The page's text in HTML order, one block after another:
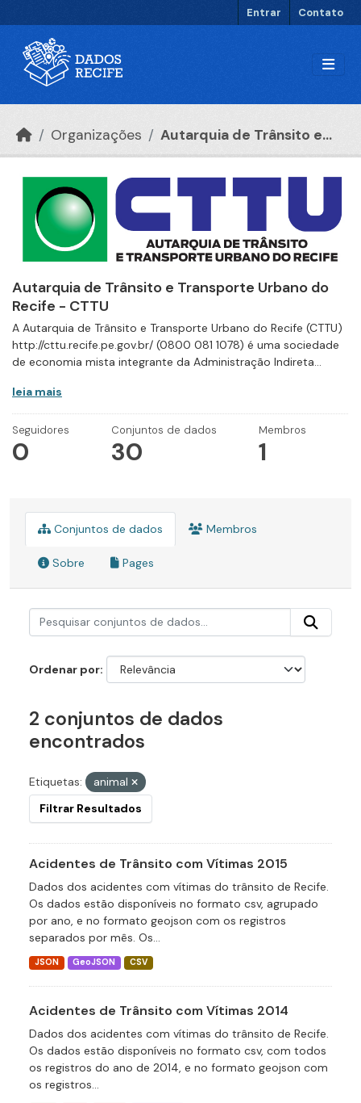
Entrar Contato
Organizações Autarquia de Trânsito e...
Autarquia de Trânsito e Transporte Urbano do
Recife - CTTU
A Autarquia de Trânsito e Transporte Urbano do Recife (CTTU)
http://cttu.recife.pe.gov.br/ (0800 081 1078) é uma sociedade
de economia mista integrante da Administração Indireta...
leia mais
Seguidores
0
Conjuntos de dados
30
Membros
1
Conjuntos de dados Membros
Sobre Pages
Ordenar por
2 conjuntos de dados
encontrados
Etiquetas:
animal
Filtrar Resultados
Acidentes de Trânsito com Vítimas 2015
Dados dos acidentes com vítimas do trânsito de Recife.
Os dados estão disponíveis no formato csv, agrupado
por ano, e no formato geojson com os registros
separados por mês. Os...
JSON GeoJSON CSV
Acidentes de Trânsito com Vítimas 2014
Dados dos acidentes com vítimas do trânsito de Recife.
Os dados estão disponíveis no formato csv, com todos
os registros do ano de 2014, e no formato geojson com
os registros...